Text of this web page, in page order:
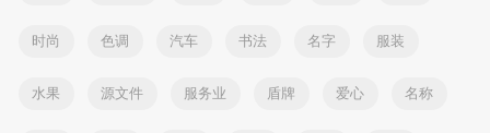
时尚 色调 汽车 书法 名字 服装
水果 源文件 服务业 盾牌 爱心 名称